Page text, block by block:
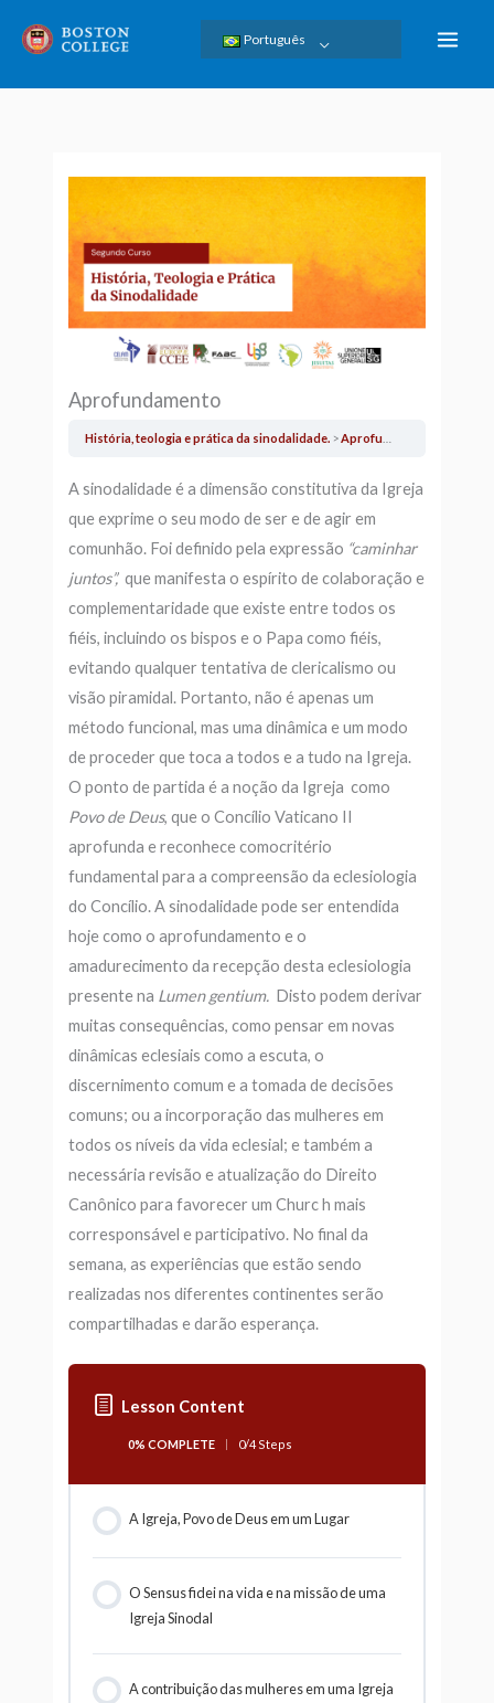
Português
Aprofundamento
História, teologia e prática da sinodalidade. Aprofundamento
A sinodalidade é a dimensão constitutiva da Igreja
que exprime o seu modo de ser e de agir em
comunhão. Foi definido pela expressão “caminhar
juntos”, que manifesta o espírito de colaboração e
complementaridade que existe entre todos os
fiéis, incluindo os bispos e o Papa como fiéis,
evitando qualquer tentativa de clericalismo ou
visão piramidal. Portanto, não é apenas um
método funcional, mas uma dinâmica e um modo
de proceder que toca a todos e a tudo na Igreja.
O ponto de partida é a noção da Igreja como
Povo de Deus, que o Concílio Vaticano II
aprofunda e reconhece comocritério
fundamental para a compreensão da eclesiologia
do Concílio. A sinodalidade pode ser entendida
hoje como o aprofundamento e o
amadurecimento da recepção desta eclesiologia
presente na Lumen gentium. Disto podem derivar
muitas consequências, como pensar em novas
dinâmicas eclesiais como a escuta, o
discernimento comum e a tomada de decisões
comuns; ou a incorporação das mulheres em
todos os níveis da vida eclesial; e também a
necessária revisão e atualização do Direito
Canônico para favorecer um Churc h mais
corresponsável e participativo. No final da
semana, as experiências que estão sendo
realizadas nos diferentes continentes serão
compartilhadas e darão esperança.
Lesson Content
0% COMPLETE 0/4 Steps
A Igreja, Povo de Deus em um Lugar
O Sensus fidei na vida e na missão de uma
Igreja Sinodal
A contribuição das mulheres em uma Igreja